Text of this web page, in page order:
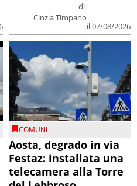
di
Cinzia Timpano
il 07/08/2026
COMUNI
Aosta, degrado in via
Festaz: installata una
telecamera alla Torre